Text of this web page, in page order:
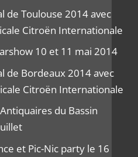
de Toulouse 2014 avec
Citroën Internationale
10 et 11 mai 2014
de Bordeaux 2014 avec
Citroën Internationale
du Bassin
et Pic-Nic party le 16